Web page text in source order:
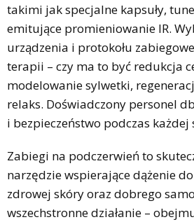
takimi jak specjalne kapsuły,
emitujące promieniowanie IR.
urządzenia i protokołu
terapii – czy ma to być redukcja
modelowanie sylwetki,
relaks. Doświadczony personel
i bezpieczeństwo podczas każdej
Zabiegi na podczerwień to
narzędzie wspierające dążenie
zdrowej skóry oraz dobrego
wszechstronne działanie –